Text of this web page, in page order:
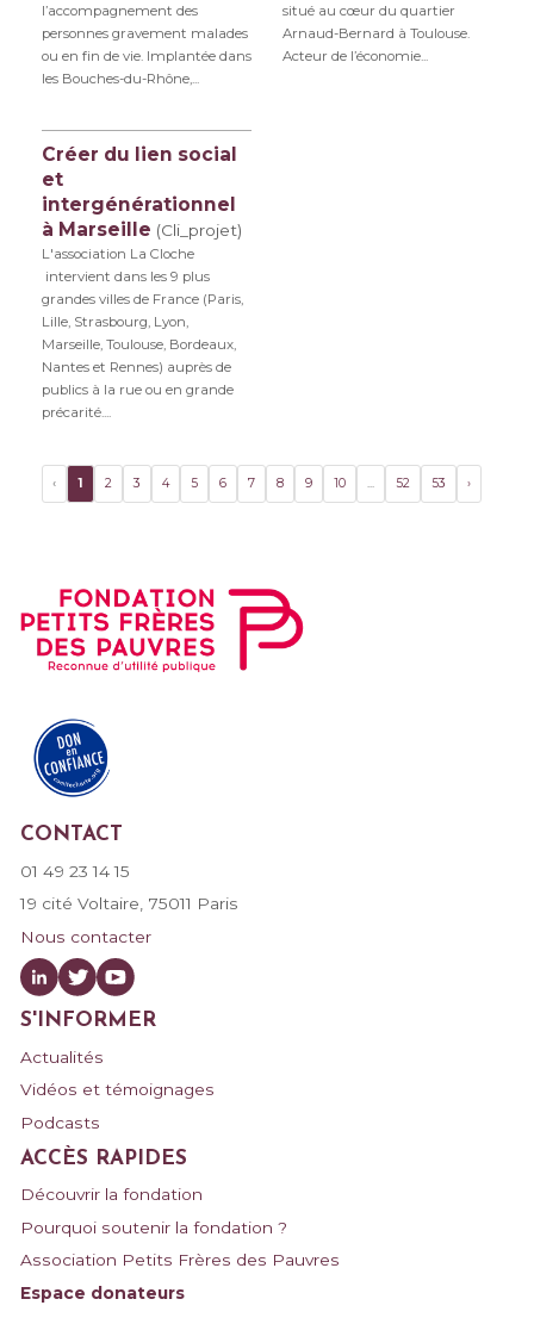
l’accompagnement des
personnes gravement malades
ou en fin de vie. Implantée dans
les Bouches-du-Rhône,...
situé au cœur du quartier
Arnaud-Bernard à Toulouse.
Acteur de l’économie...
Créer du lien social
et
intergénérationnel
à Marseille (Cli_projet)
L'association La Cloche
intervient dans les 9 plus
grandes villes de France (Paris,
Lille, Strasbourg, Lyon,
Marseille, Toulouse, Bordeaux,
Nantes et Rennes) auprès de
publics à la rue ou en grande
précarité....
‹ 1 2 3 4 5 6 7 8 9 10 ... 52 53 ›
CONTACT
01 49 23 14 15
19 cité Voltaire, 75011 Paris
Nous contacter
S'INFORMER
Actualités
Vidéos et témoignages
Podcasts
ACCÈS RAPIDES
Découvrir la fondation
Pourquoi soutenir la fondation ?
Association Petits Frères des Pauvres
Espace donateurs